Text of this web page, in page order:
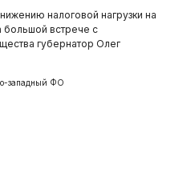
налоговой нагрузки на
большой встрече с
губернатор Олег
западный ФО